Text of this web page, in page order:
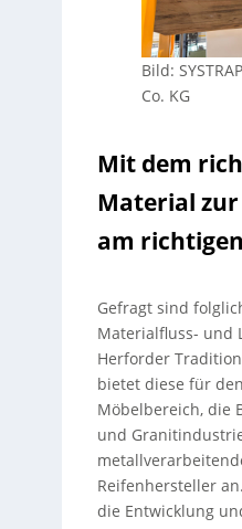
Bild:
Co. KG
Mit dem
Material
am
Gefragt sind
Materialfluss- und
Herforder
bietet diese für
Möbelbereich, die
und
Reifenhersteller
die Entwicklung